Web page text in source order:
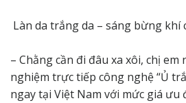
Làn da trắng da – sáng bừng khí
– Chằng cần đi đâu xa xôi, chị em
nghiệm trực tiếp công nghệ “Ủ
ngay tại Việt Nam với mức giá ưu